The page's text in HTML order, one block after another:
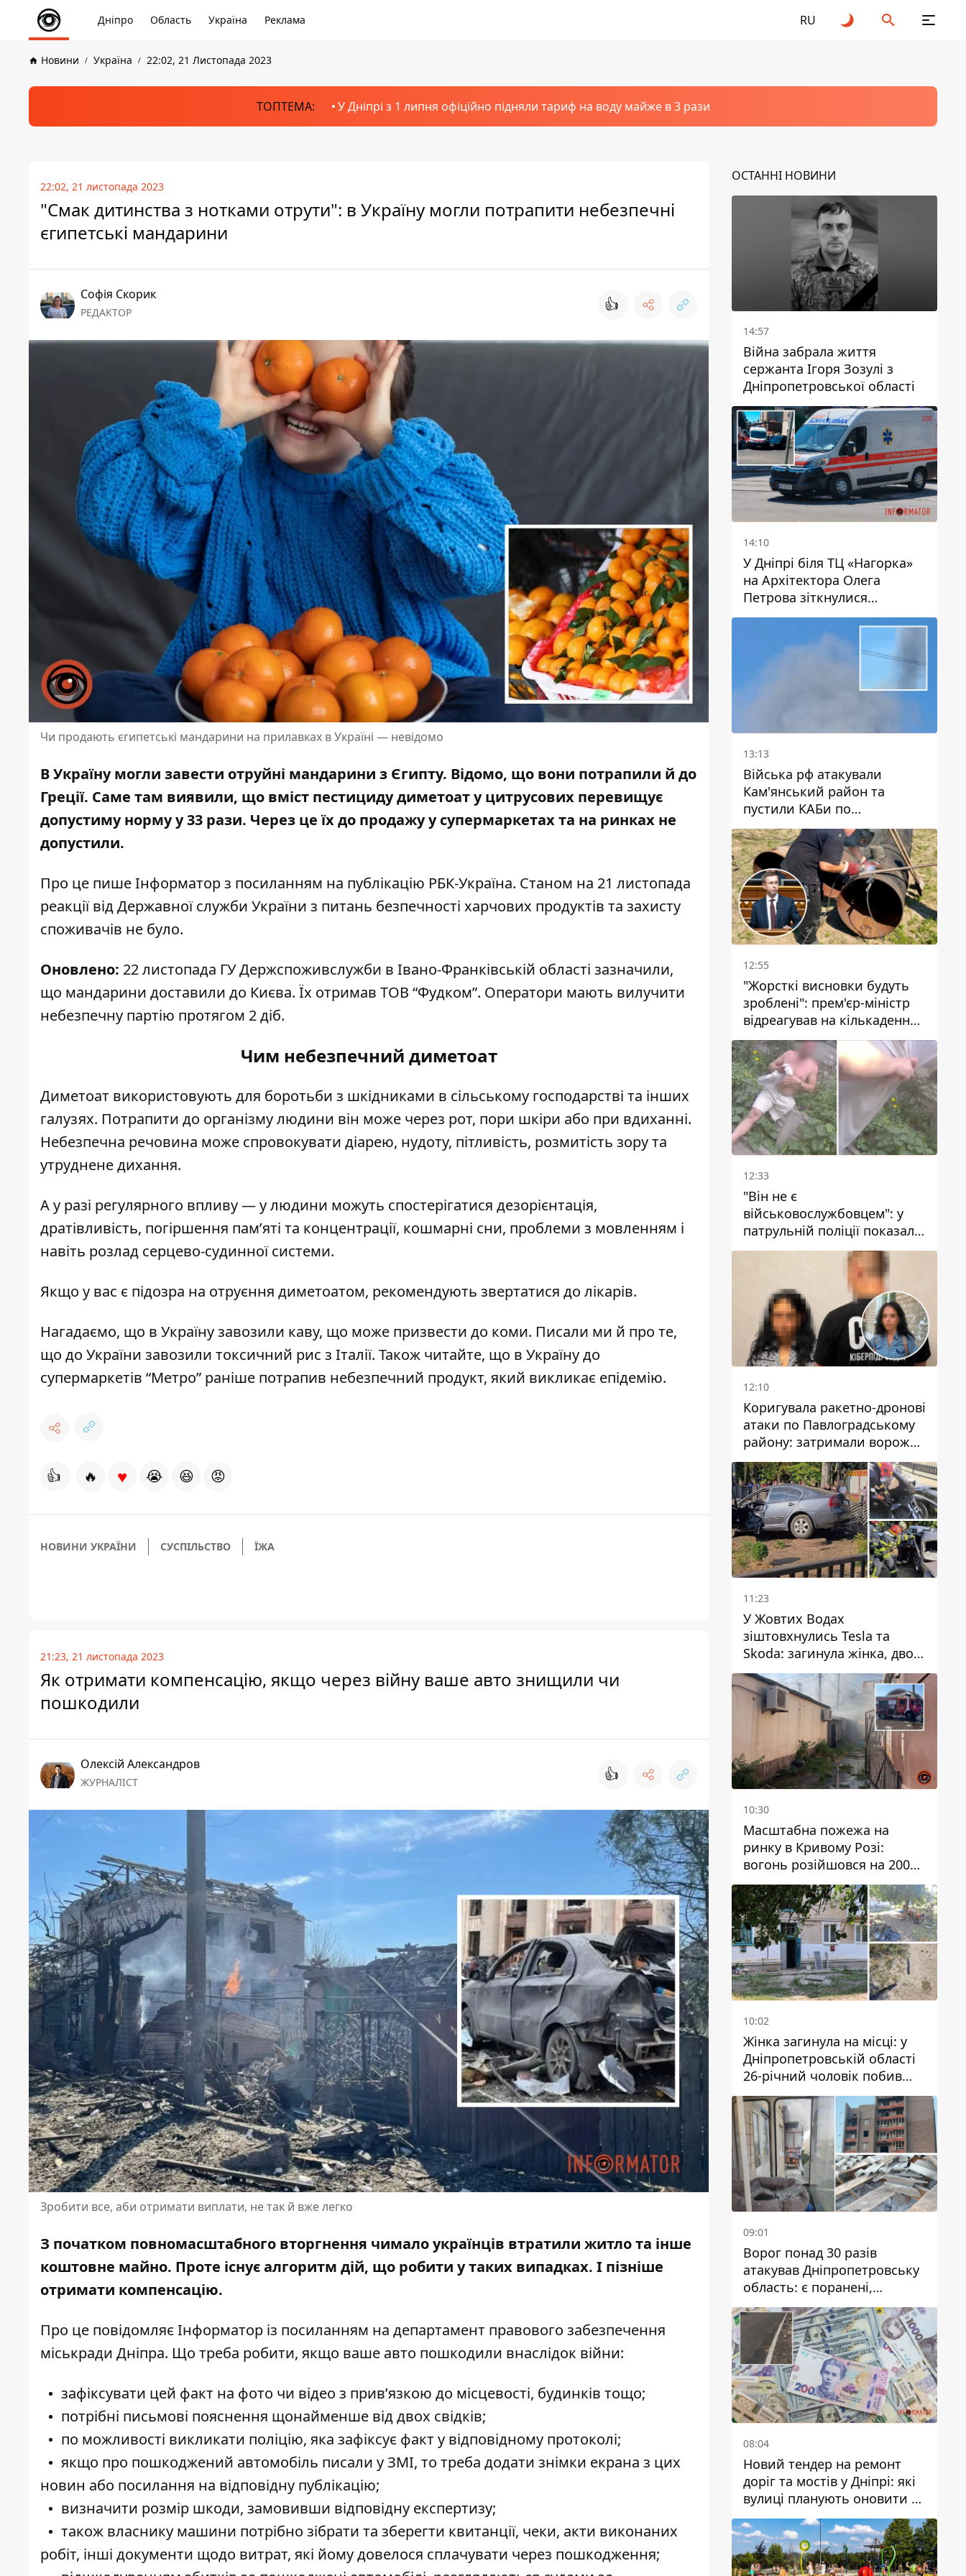
Дніпро Область Україна Реклама RU
Новини Україна 22:02, 21 Листопада 2023
ТОПТЕМА: У Дніпрі з 1 липня офіційно підняли тариф на воду майже в 3 рази
22:02, 21 листопада 2023
"Смак дитинства з нотками отрути": в Україну могли потрапити небезпечні
єгипетські мандарини
Софія Скорик
РЕДАКТОР 👍
Чи продають єгипетські мандарини на прилавках в Україні — невідомо
В Україну могли завести отруйні мандарини з Єгипту. Відомо, що вони потрапили й до
Греції. Саме там виявили, що вміст пестициду диметоат у цитрусових перевищує
допустиму нормуу 33 рази. Через це їх до продажу у супермаркетах та на ринках не
допустили.
Про це пише Інформаторз посиланням на публікацію РБК-Україна. Станом на 21 листопада
реакції від Державної служби України з питань безпечності харчових продуктів та захисту
споживачів не було.
Оновлено: 22 листопада ГУ Держспоживслужби в Івано-Франківській області зазначили,
що мандарини доставили до Києва. Їх отримав ТОВ “Фудком”. Оператори мають вилучити
небезпечну партію протягом 2 діб.
Чим небезпечний диметоат
Диметоат використовують для боротьби з шкідниками в сільському господарстві та інших
галузях. Потрапити до організму людини він може через рот, пори шкіри або при вдиханні.
Небезпечна речовина може спровокувати діарею, нудоту, пітливість, розмитість зору та
утруднене дихання.
А у разі регулярного впливу — у людини можуть спостерігатися дезорієнтація,
дратівливість, погіршення пам’яті та концентрації, кошмарні сни, проблеми з мовленням і
навіть розлад серцево-судинної системи.
Якщо у вас є підозра на отруєння диметоатом, рекомендують звертатися до лікарів.
Нагадаємо, що в Україну завозили каву, що може призвести до коми. Писали ми й про те,
що до України завозили токсичний рис з Італії. Також читайте, що в Україну до
супермаркетів “Метро” раніше потрапив небезпечний продукт, який викликає епідемію.
👍 🔥 ♥ 😭 😆 😡
НОВИНИ УКРАЇНИ СУСПІЛЬСТВО ЇЖА
21:23, 21 листопада 2023
Як отримати компенсацію, якщо через війну ваше авто знищили чи
пошкодили
Олексій Александров
ЖУРНАЛІСТ 👍
Зробити все, аби отримати виплати, не так й вже легко
З початком повномасштабного вторгнення чимало українців втратили житло та інше
коштовне майно. Проте існує алгоритм дій, що робити у таких випадках. І пізніше
отримати компенсацію.
Про це повідомляє Інформатор із посиланням на департамент правового забезпечення
міськради Дніпра. Що треба робити, якщо ваше авто пошкодили внаслідок війни:
зафіксувати цей факт на фото чи відео з прив’язкою до місцевості, будинків тощо;
потрібні письмові пояснення щонайменше від двох свідків;
по можливості викликати поліцію, яка зафіксує факт у відповідному протоколі;
якщо про пошкоджений автомобіль писали у ЗМІ, то треба додати знімки екрана з цих
новин або посилання на відповідну публікацію;
визначити розмір шкоди, замовивши відповідну експертизу;
також власнику машини потрібно зібрати та зберегти квитанції, чеки, акти виконаних
робіт, інші документи щодо витрат, які йому довелося сплачувати через пошкодження;
ОСТАННІ НОВИНИ
14:57
Війна забрала життя
сержанта Ігоря Зозулі з
Дніпропетровської області
14:10
У Дніпрі біля ТЦ «Нагорка»
на Архітектора Олега
Петрова зіткнулися
«швидка» та Toyota: трамваї
№5 затримуються
13:13
Війська рф атакували
Кам'янський район та
пустили КАБи по
Павлограду: постраждав
чоловік, в небо здіймається
стовп диму
12:55
"Жорсткі висновки будуть
зроблені": прем'єр-міністр
відреагував на кількаденну
відсутність води у Марганці
12:33
"Він не є
військовослужбовцем": у
патрульній поліції показали
відео конфлікту з чоловіком
без ноги на проспекті Поля
12:10
Коригувала ракетно-дронові
атаки по Павлоградському
району: затримали ворожу
агентку
11:23
У Жовтих Водах
зіштовхнулись Tesla та
Skoda: загинула жінка, двоє
людей постраждали
10:30
Масштабна пожежа на
ринку в Кривому Розі:
вогонь розійшовся на 200
квадратних метрів
10:02
Жінка загинула на місці: у
Дніпропетровській області
26-річний чоловік побив
трьох людей металевим
предметом
09:01
Ворог понад 30 разів
атакував Дніпропетровську
область: є поранені,
пошкоджені ліцей, будинки
та підприємства
08:04
Новий тендер на ремонт
доріг та мостів у Дніпрі: які
вулиці планують оновити та
скільки десятків мільйонів
гривень на це хочуть
витратити